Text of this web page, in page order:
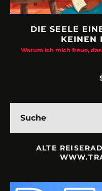
DIE SEELE
KEINEN
Warum ich mich freue,
ALTE